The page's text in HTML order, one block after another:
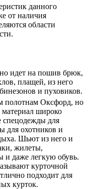
данного
от наличия
области
идет на пошив брюк,
плащей, из него
и пуховиков.
полотнам Оксфорд, но
широко
спецодежды для
для охотников и
Шьют из него и
жилеты,
и даже легкую обувь.
курточной
подходит для
курток.